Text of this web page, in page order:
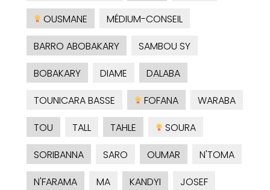
OUSMANE
MÉDIUM-CONSEIL
BARRO ABOBAKARY
SAMBOU SY
BOBAKARY
DIAME
DALABA
TOUNICARA BASSE
FOFANA
WARABA
TOU
TALL TAHLE
SOURA
SORIBANNA
SARO OUMAR
N'TOMA
N'FARAMA
MA KANDYI
JOSEF